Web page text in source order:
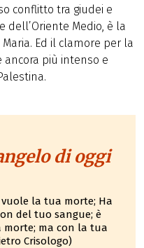
conflitto tra giudei e
dell’Oriente Medio, è la
Ed il clamore per la
ancora più intenso e
di oggi
la tua morte; Ha
del tuo sangue; è
ma con la tua
Crisologo)